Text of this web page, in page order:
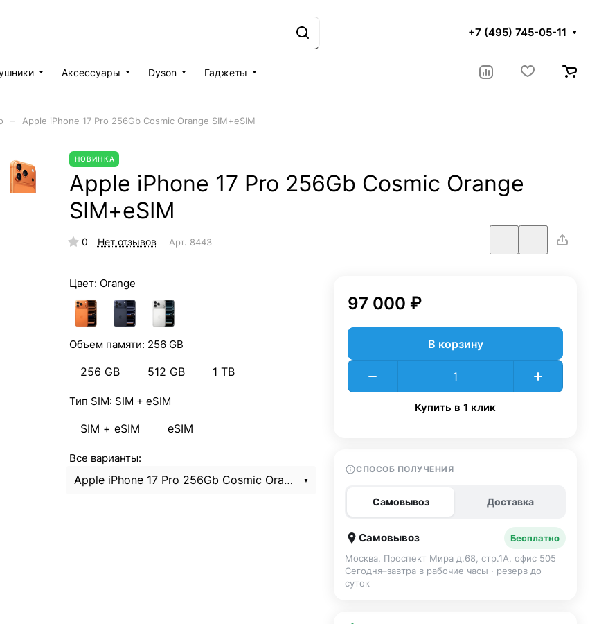
+7 (495) 745-05-11
Аксессуары Dyson Гаджеты
Apple iPhone 17 Pro 256Gb Cosmic Orange SIM+eSIM
НОВИНКА
Apple iPhone 17 Pro 256Gb Cosmic Orange
SIM+eSIM
0 Нет отзывов Арт. 8443
Цвет: Orange
Объем памяти: 256 GB
256 GB 512 GB 1 TB
Тип SIM: SIM + eSIM
SIM + eSIM eSIM
Все варианты:
Apple iPhone 17 Pro 256Gb Cosmic Orange SIM+eSIM
97 000 ₽
В корзину
Купить в 1 клик
СПОСОБ ПОЛУЧЕНИЯ
Самовывоз Доставка
Самовывоз
Бесплатно
Москва, Проспект Мира д.68, стр.1А, офис 505
Сегодня–завтра в рабочие часы · резерв до
суток